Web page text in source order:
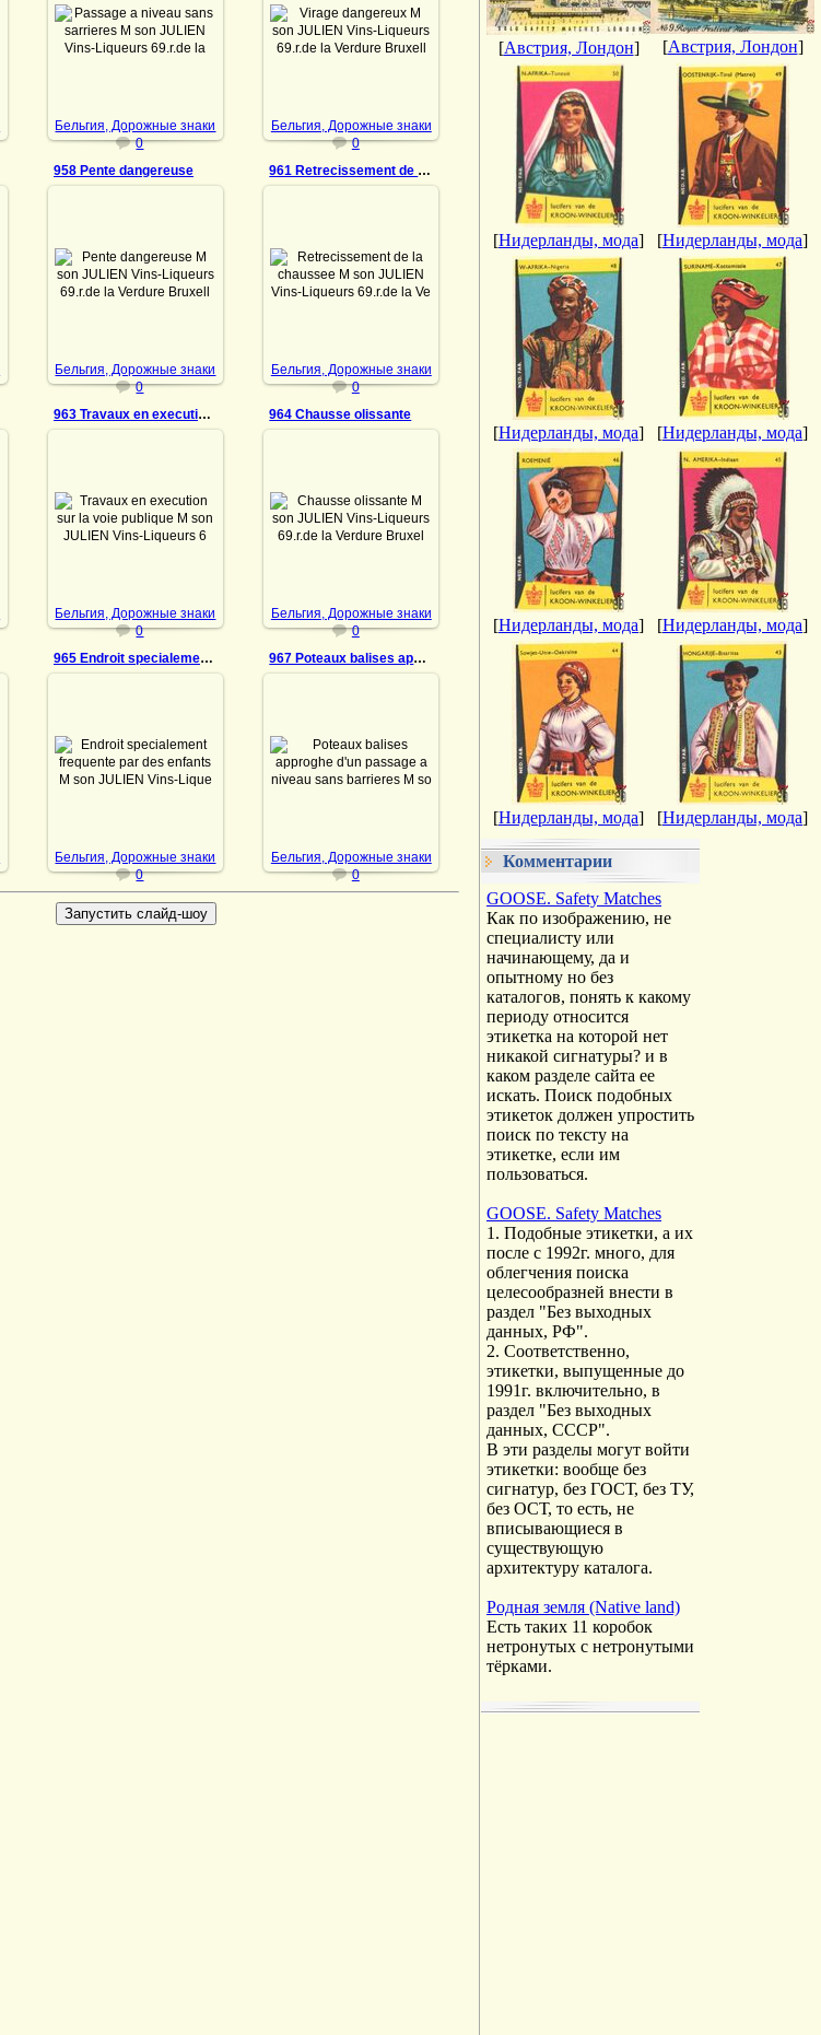
sarrieres M son JULIEN
Vins-Liqueurs 69.r.de la
Verdure Bruxelles Tel:
Бельгия, Дорожные знаки
0
JULIEN Vins-Liqueurs
69.r.de la Verdure
Bruxelles Tel: 12.13.05
Бельгия, Дорожные знаки
0
958 Pente dangereuse
JULIEN Vins-Liqueurs
69.r.de la Verdure
Bruxelles Tel: 12.13.05
Бельгия, Дорожные знаки
0
961 Retrecissement de la chaussee
chaussee M son JULIEN
Vins-Liqueurs 69.r.de la
Verdure Bruxelles Tel:
Бельгия, Дорожные знаки
0
963 Travaux en execution sur la voie publique
la voie publique M son
JULIEN Vins-Liqueurs
69.r.de la Verdure
Bruxelles Tel: 12.13.05
Бельгия, Дорожные знаки
0
964 Chausse olissante
JULIEN Vins-Liqueurs
69.r.de la Verdure
Bruxelles Tel: 12.13.05
Бельгия, Дорожные знаки
0
965 Endroit specialement frequente par des enfants
frequente par des enfants
M son JULIEN Vins-
Liqueurs 69.r.de la Verdure
Бельгия, Дорожные знаки
0
967 Poteaux balises approghe d'un passage a niveau
d'un passage a niveau
sans barrieres M son
JULIEN Vins-Liqueurs
69.r.de la Verdure
Бельгия, Дорожные знаки
0
[Австрия, Лондон] [Австрия, Лондон]
[Нидерланды, мода] [Нидерланды, мода]
[Нидерланды, мода] [Нидерланды, мода]
[Нидерланды, мода] [Нидерланды, мода]
[Нидерланды, мода] [Нидерланды, мода]
Комментарии
GOOSE. Safety Matches
Как по изображению, не
специалисту или
начинающему, да и
опытному но без
каталогов, понять к какому
периоду относится
этикетка на которой нет
никакой сигнатуры? и в
каком разделе сайта ее
искать. Поиск подобных
этикеток должен упростить
поиск по тексту на
этикетке, если им
пользоваться.
GOOSE. Safety Matches
1. Подобные этикетки, а их
после с 1992г. много, для
облегчения поиска
целесообразней внести в
раздел "Без выходных
данных, РФ".
2. Соответственно,
этикетки, выпущенные до
1991г. включительно, в
раздел "Без выходных
данных, СССР".
В эти разделы могут войти
этикетки: вообще без
сигнатур, без ГОСТ, без ТУ,
без ОСТ, то есть, не
вписывающиеся в
существующую
архитектуру каталога.
Родная земля (Native land)
Есть таких 11 коробок
нетронутых с нетронутыми
тёрками.